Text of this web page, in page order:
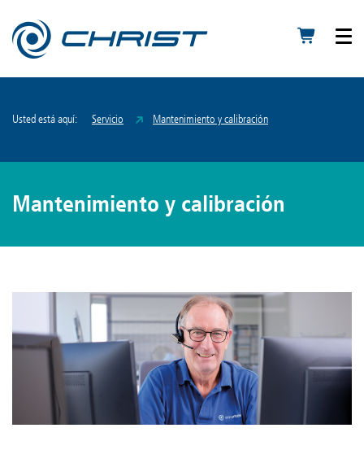
Usted está aquí: Servicio Mantenimiento y calibración
Mantenimiento y calibración